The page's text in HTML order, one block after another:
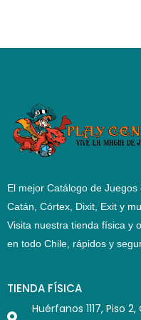
El mejor Catálogo de Juegos
Catán, Córtex, Dixit, Exit y
Visita nuestra tienda física y
en todo Chile, rápidos y
TIENDA FÍSICA
Huérfanos 1117, Piso